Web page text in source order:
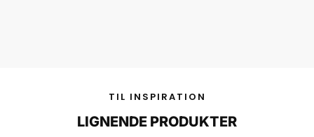
TIL INSPIRATION
LIGNENDE PRODUKTER